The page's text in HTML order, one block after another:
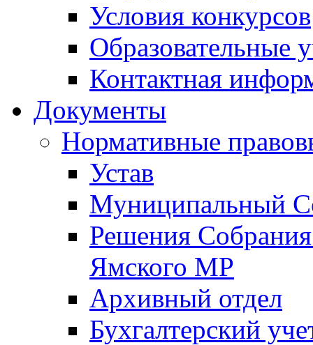
Условия конкурсов
Образовательные
Контактная
Документы
Нормативные
Устав
Муниципальный
Решения
Ямского МР
Архивный отдел
Бухгалтерский